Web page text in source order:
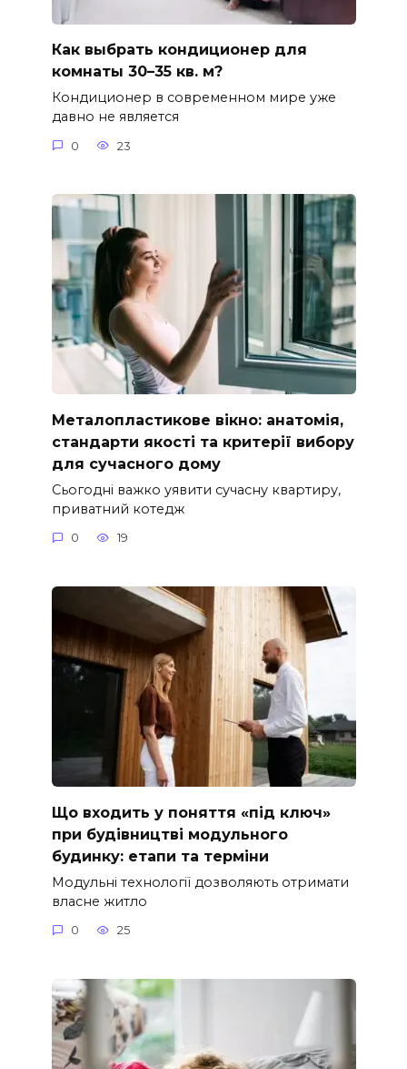
Как выбрать кондиционер для
комнаты 30–35 кв. м?
Кондиционер в современном мире уже
давно не является
0 23
Металопластикове вікно: анатомія,
стандарти якості та критерії вибору
для сучасного дому
Сьогодні важко уявити сучасну квартиру,
приватний котедж
0 19
Що входить у поняття «під ключ»
при будівництві модульного
будинку: етапи та терміни
Модульні технології дозволяють отримати
власне житло
0 25